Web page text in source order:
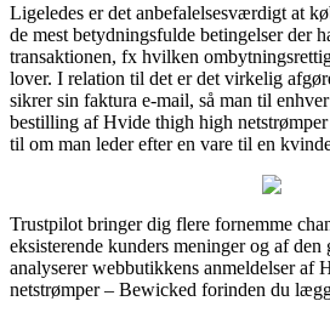
Ligeledes er det anbefalelsesværdigt at
de mest betydningsfulde betingelser der
transaktionen, fx hvilken
lover. I relation til det er det virkelig
sikrer sin faktura e-mail, så man til
bestilling af Hvide thigh high
til om man leder efter en vare til en
Trustpilot bringer dig flere fornemme
eksisterende kunders meninger og af den
analyserer webbutikkens anmeldelser af
netstrømper – Bewicked forinden du